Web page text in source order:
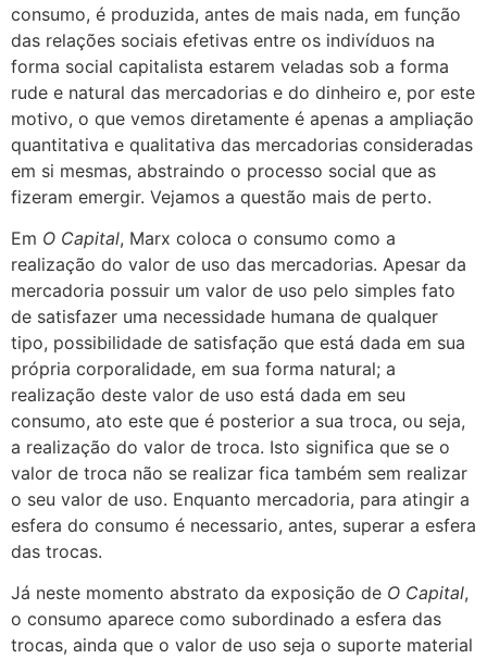
consumo, é produzida, antes de mais nada, em função
das relações sociais efetivas entre os indivíduos na
forma social capitalista estarem veladas sob a forma
rude e natural das mercadorias e do dinheiro e, por este
motivo, o que vemos diretamente é apenas a ampliação
quantitativa e qualitativa das mercadorias consideradas
em si mesmas, abstraindo o processo social que as
fizeram emergir. Vejamos a questão mais de perto.
Em O Capital, Marx coloca o consumo como a
realização do valor de uso das mercadorias. Apesar da
mercadoria possuir um valor de uso pelo simples fato
de satisfazer uma necessidade humana de qualquer
tipo, possibilidade de satisfação que está dada em sua
própria corporalidade, em sua forma natural; a
realização deste valor de uso está dada em seu
consumo, ato este que é posterior a sua troca, ou seja,
a realização do valor de troca. Isto significa que se o
valor de troca não se realizar fica também sem realizar
o seu valor de uso. Enquanto mercadoria, para atingir a
esfera do consumo é necessario, antes, superar a esfera
das trocas.
Já neste momento abstrato da exposição de O Capital,
o consumo aparece como subordinado a esfera das
trocas, ainda que o valor de uso seja o suporte material